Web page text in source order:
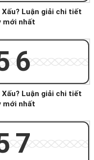
Luận giải chi tiết
mới nhất
Luận giải chi tiết
mới nhất